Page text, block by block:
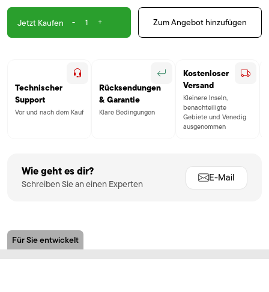
Jetzt Kaufen - + Zum Angebot hinzufügen
Technischer
Support
Vor und nach dem Kauf
Rücksendungen
& Garantie
Klare Bedingungen
Kostenloser
Versand
Kleinere Inseln,
benachteiligte
Gebiete und Venedig
ausgenommen
Wie geht es dir?
Schreiben Sie an einen Experten
E-Mail
Für Sie entwickelt